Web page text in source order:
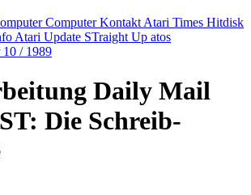
Computer Kontakt Atari Times Hitdisk
Atari Update STraight Up atos
/ 1989
Daily Mail
Die Schreib-